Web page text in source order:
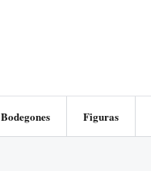
Bodegones Figuras